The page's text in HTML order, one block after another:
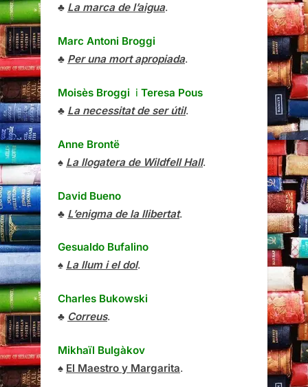
♣ La marca de l’aigua.
Marc Antoni Broggi
♣ Per una mort apropiada.
Moisès Broggi i Teresa Pous
♣ La necessitat de ser útil.
Anne Brontë
♠ La llogatera de Wildfell Hall.
David Bueno
♣ L’enigma de la llibertat.
Gesualdo Bufalino
♠ La llum i el dol.
Charles Bukowski
♣ Correus.
Mikhaïl Bulgàkov
♠ El Maestro y Margarita.